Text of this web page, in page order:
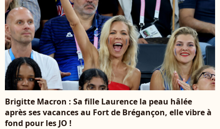
Brigitte Macron : Sa fille Laurence la peau hâlée
après ses vacances au Fort de Brégançon, elle vibre à
fond pour les JO !